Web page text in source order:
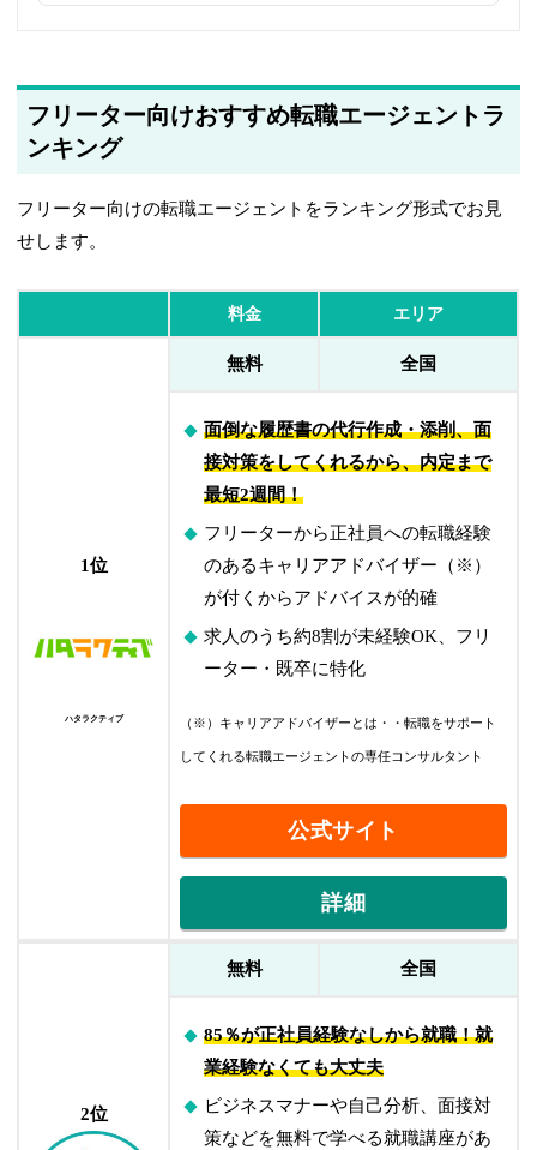
2026年4月16日
ユーザビリティを考慮して、DYM就職の特徴紹介ページへのリン
クを追加しました
3月5日時点の公開求人数を更新しました
ハタラクティブ、就職カレッジ（ジェイック）、マイナビジョブ
ウズキャリの表記を公式サイトにあわせて「UZUZ（ウズキャ
求人数を12月最新データに更新しました
本サイトの運営会社情報を追加しました
2025年11月11日
著者情報を変更しました
フリーター向けおすすめ転職エージェントラ
ンキング
フリーター向けの転職エージェントをランキング形式でお見
せします。
料金 エリア
1位
ハタラクティブ
無料 全国
面倒な履歴書の代行作成・添削、面
接対策をしてくれるから、内定まで
最短2週間！
フリーターから正社員への転職経験
のあるキャリアアドバイザー（※）
が付くからアドバイスが的確
求人のうち約8割が未経験OK、フリ
ーター・既卒に特化
（※）キャリアアドバイザーとは・・転職をサポート
してくれる転職エージェントの専任コンサルタント
公式サイト
詳細
2位
無料 全国
85％が正社員経験なしから就職！就
業経験なくても大丈夫
ビジネスマナーや自己分析、面接対
策などを無料で学べる就職講座があ